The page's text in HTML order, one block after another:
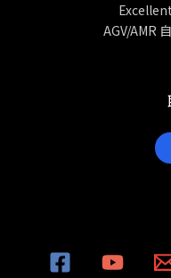
AGV/AMR